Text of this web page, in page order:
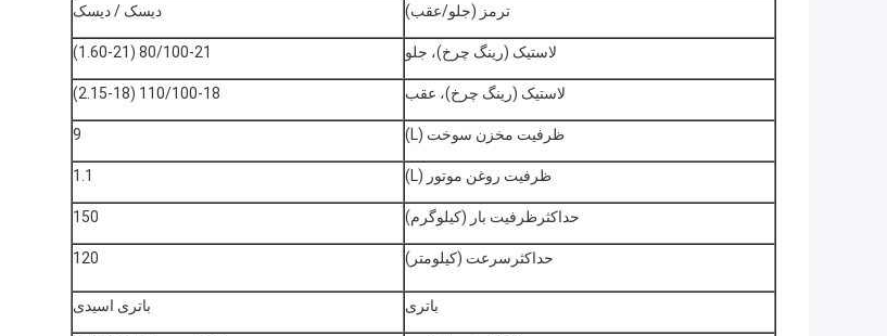
ترمز (جلو/عقب) دیسک / دیسک
لاستیک (رینگ چرخ)، جلو 80/100-21 (1.60-21)
لاستیک (رینگ چرخ)، عقب 110/100-18 (2.15-18)
ظرفیت مخزن سوخت (L) 9
ظرفیت روغن موتور (L) 1.1
حداکثرظرفیت بار (کیلوگرم) 150
حداکثرسرعت (کیلومتر) 120
باتری باتری اسیدی